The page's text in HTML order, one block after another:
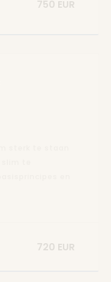
750 EUR
720 EUR